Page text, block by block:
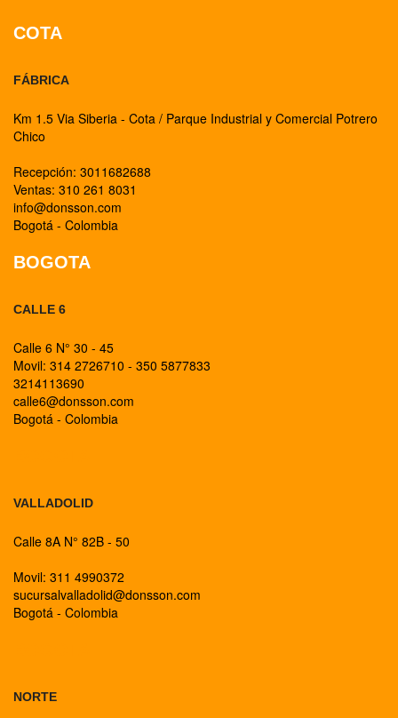
COTA
FÁBRICA
Km 1.5 Via Siberia - Cota / Parque Industrial y Comercial Potrero
Chico
Recepción: 3011682688
Ventas: 310 261 8031
info@donsson.com
Bogotá - Colombia
BOGOTA
CALLE 6
Calle 6 N° 30 - 45
Movil: 314 2726710 - 350 5877833
3214113690
calle6@donsson.com
Bogotá - Colombia
VALLADOLID
Calle 8A N° 82B - 50
Movil: 311 4990372
sucursalvalladolid@donsson.com
Bogotá - Colombia
NORTE